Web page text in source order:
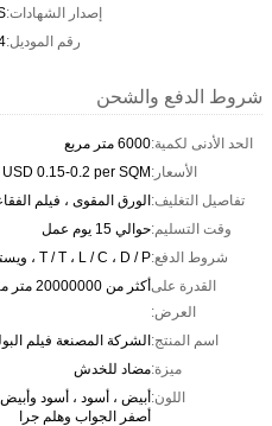
إصدار الشهادات:
رقم الموديل:
شروط الدفع والشحن
الحد الأدنى لكمية:6000 متر مربع
الأسعار:USD 0.15-0.2 per SQM
تفاصيل التغليف:الورق المقوى ، فيلم
وقت التسليم:حوالي 15 يوم عمل
شروط الدفع:T / T ، L / C ، D / P ، ويسترن يونيون
القدرة على
العرض:
أكثر من 20000000 متر مربع سنويا
اسم المنتج:الشركة المصنعة فيلم
ميزة:مضاد للخدش
اللون:أبيض ، أسود ، أسود
أصفر الجواب وهلم جرا